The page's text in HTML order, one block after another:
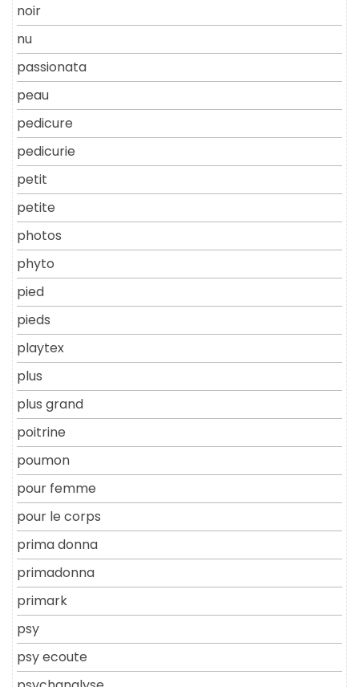
noir
nu
passionata
peau
pedicure
pedicurie
petit
petite
photos
phyto
pied
pieds
playtex
plus
plus grand
poitrine
poumon
pour femme
pour le corps
prima donna
primadonna
primark
psy
psy ecoute